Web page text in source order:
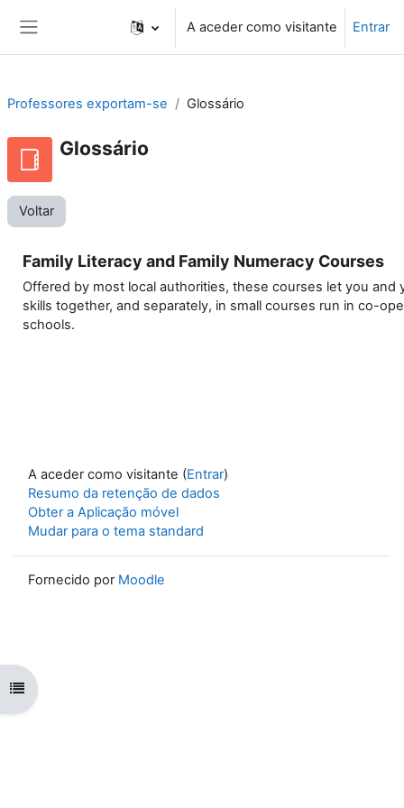
A aceder como visitante Entrar
Abrir índice da disciplina
Professores exportam-se Glossário
Glossário
Voltar
Family Literacy and Family Numeracy Courses
Offered by most local authorities, these courses let you and
skills together, and separately, in small courses run in co-
schools.
A aceder como visitante (Entrar)
Resumo da retenção de dados
Obter a Aplicação móvel
Mudar para o tema standard
Fornecido por Moodle